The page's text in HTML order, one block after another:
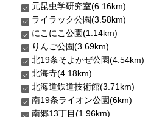
元昆虫学研究室(6.16km)
ライラック公園(3.58km)
にこにこ公園(1.14km)
りんご公園(3.69km)
北19条そよかぜ公園(4.54km)
北海寺(4.18km)
北海道鉄道技術館(3.71km)
南19条ライオン公園(6km)
南郷13丁目(1.96km)